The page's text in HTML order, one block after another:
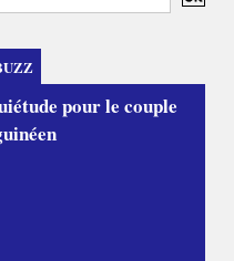
pour le couple